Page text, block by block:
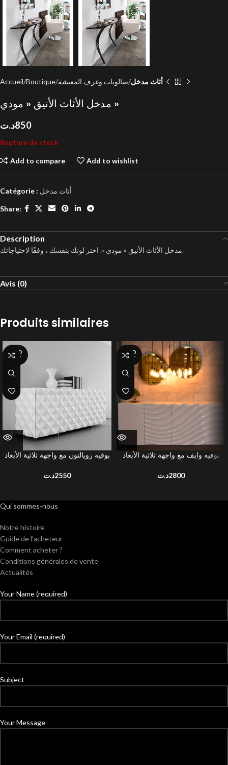
Accueil Boutique صالونات وغرف المعيشة أثاث مدخل
مدخل الأثاث الأنيق « مودي »
850د.ت
Rupture de stock
Add to compare Add to wishlist
Catégorie : أثاث مدخل
Share:
Description
مدخل الأثاث الأنيق « مودي ». اختر لونك بنفسك ، وفقًا لاحتياجاتك.
Avis (0)
Produits similaires
SOLD
OUT
بوفيه رويالتون مع واجهة ثلاثية الأبعاد
2550د.ت
SOLD
OUT
بوفيه وايف مع واجهة ثلاثية الأبعاد
2800د.ت
Qui sommes-nous
Notre histoire
Guide de l’acheteur
Comment acheter ?
Conditions générales de vente
Actualités
Your Name (required)
Your Email (required)
Subject
Your Message